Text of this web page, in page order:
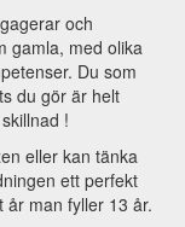
och
gamla, med olika
Du som
du gör är helt
!
eller kan tänka
ett perfekt
man fyller 13 år.